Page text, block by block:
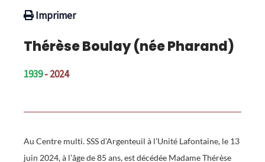
Imprimer
Thérèse Boulay (née Pharand)
1939- 2024
Au Centre multi. SSS d’Argenteuil à l’Unité Lafontaine, le 13
juin 2024, à l’âge de 85 ans, est décédée Madame Thérèse